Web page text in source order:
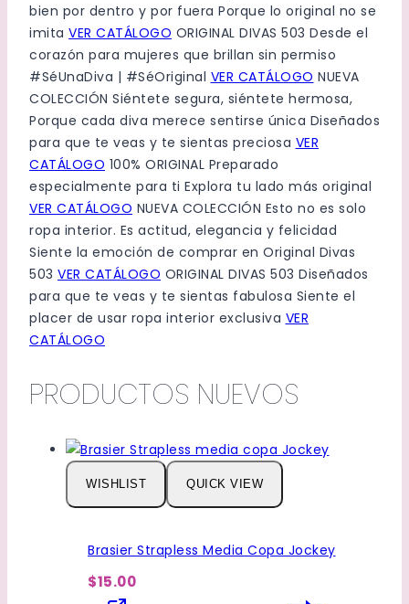
bien por dentro y por fuera Porque lo original no se
imita VER CATÁLOGO ORIGINAL DIVAS 503 Desde el
corazón para mujeres que brillan sin permiso
#SéUnaDiva | #SéOriginal VER CATÁLOGO NUEVA
COLECCIÓN Siéntete segura, siéntete hermosa,
Porque cada diva merece sentirse única Diseñados
para que te veas y te sientas preciosa VER
CATÁLOGO 100% ORIGINAL Preparado
especialmente para ti Explora tu lado más original
VER CATÁLOGO NUEVA COLECCIÓN Esto no es solo
ropa interior. Es actitud, elegancia y felicidad
Siente la emoción de comprar en Original Divas
503 VER CATÁLOGO ORIGINAL DIVAS 503 Diseñados
para que te veas y te sientas fabulosa Siente el
placer de usar ropa interior exclusiva VER
CATÁLOGO
PRODUCTOS NUEVOS
WISHLIST QUICK VIEW
Brasier Strapless Media Copa Jockey
$15.00